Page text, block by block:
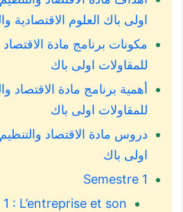
اولى باك العلوم الاقتصادية
مكونات برنامج مادة الاقتصاد
للمقاولات اولى باك
أهمية برنامج مادة الاقتصاد
للمقاولات اولى باك
دروس مادة الاقتصاد
اولى باك
Semestre 1
: L’entreprise et son